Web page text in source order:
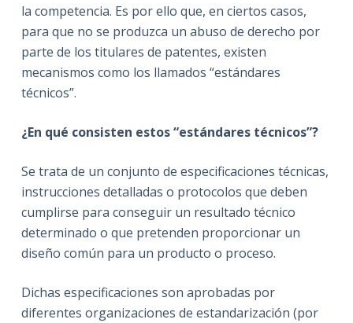
la competencia. Es por ello que, en ciertos casos,
para que no se produzca un abuso de derecho por
parte de los titulares de patentes, existen
mecanismos como los llamados “estándares
técnicos”.
¿En qué consisten estos “estándares técnicos”?
Se trata de un conjunto de especificaciones técnicas,
instrucciones detalladas o protocolos que deben
cumplirse para conseguir un resultado técnico
determinado o que pretenden proporcionar un
diseño común para un producto o proceso.
Dichas especificaciones son aprobadas por
diferentes organizaciones de estandarización (por